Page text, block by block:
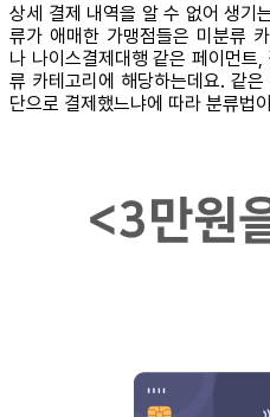
상세 결제 내역을 알 수 없어 생기
류가 애매한 가맹점들은 미분류
나 나이스결제대행 같은 페이먼트
류 카테고리에 해당하는데요. 같
단으로 결제했느냐에 따라 분류법